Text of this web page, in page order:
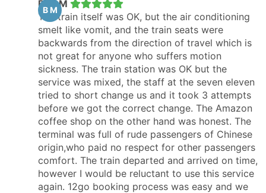
B M
Ben M
The train itself was OK, but the air conditioning
smelt like vomit, and the train seats were
backwards from the direction of travel which is
not great for anyone who suffers motion
sickness. The train station was OK but the
service was mixed, the staff at the seven eleven
tried to short change us and it took 3 attempts
before we got the correct change. The Amazon
coffee shop on the other hand was honest. The
terminal was full of rude passengers of Chinese
origin,who paid no respect for other passengers
comfort. The train departed and arrived on time,
however I would be reluctant to use this service
again. 12go booking process was easy and we